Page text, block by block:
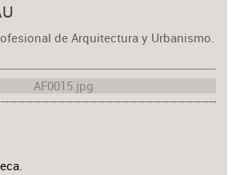
de Arquitectura y Urbanismo.